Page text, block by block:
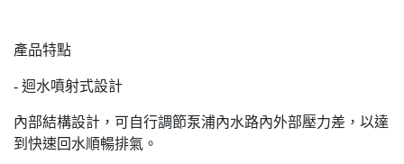
產品特點
- 迴水噴射式設計
內部結構設計，可自行調節泵浦內水路內外部壓力差，以達
到快速回水順暢排氣。